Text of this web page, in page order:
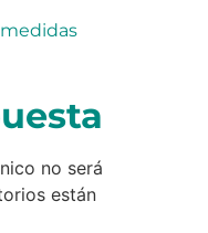
no será
están